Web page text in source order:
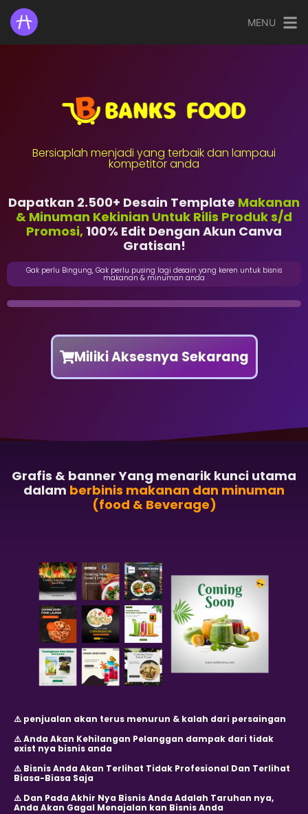
MENU
Bersiaplah menjadi yang terbaik dan lampaui
kompetitor anda
Dapatkan 2.500+ Desain Template Makanan
& Minuman Kekinian Untuk Rilis Produk s/d
Promosi, 100% Edit Dengan Akun Canva
Gratisan!
Gak perlu Bingung, Gak perlu pusing lagi desain yang keren untuk bisnis
makanan & minuman anda
Miliki Aksesnya Sekarang
Grafis & banner Yang menarik kunci utama
dalam berbinis makanan dan minuman
(food & Beverage)
⚠️ penjualan akan terus menurun & kalah dari persaingan
⚠️ Anda Akan Kehilangan Pelanggan dampak dari tidak
exist nya bisnis anda
⚠️ Bisnis Anda Akan Terlihat Tidak Profesional Dan Terlihat
Biasa-Biasa Saja
⚠️ Dan Pada Akhir Nya Bisnis Anda Adalah Taruhan nya,
Anda Akan Gagal Menajalan kan Bisnis Anda